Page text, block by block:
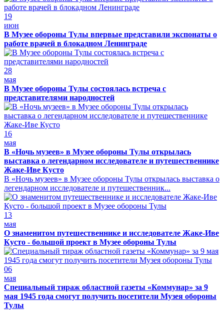
19
июн
В Музее обороны Тулы впервые представили экспонаты о
работе врачей в блокадном Ленинграде
28
мая
В Музее обороны Тулы состоялась встреча с
представителями народностей
16
мая
В «Ночь музеев» в Музее обороны Тулы открылась
выставка о легендарном исследователе и путешественнике
Жаке-Иве Кусто
В «Ночь музеев» в Музее обороны Тулы открылась выставка о
легендарном исследователе и путешественник...
13
мая
О знаменитом путешественнике и исследователе Жаке-Иве
Кусто - большой проект в Музее обороны Тулы
06
мая
Специальный тираж областной газеты «Коммунар» за 9
мая 1945 года смогут получить посетители Музея обороны
Тулы